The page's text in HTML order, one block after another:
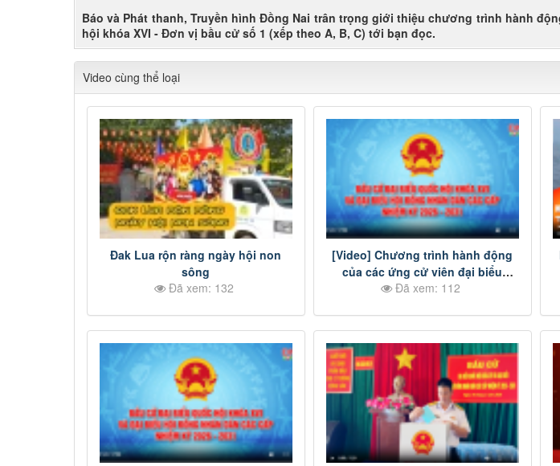
Báo và Phát thanh, Truyền hình Đồng Nai trân trọng giới thiệu chương trình hành
hội khóa XVI - Đơn vị bầu cử số 1 (xếp theo A, B, C) tới bạn đọc.
Video cùng thể loại
Đak Lua rộn ràng ngày hội non
sông
Đã xem: 132
[Video] Chương trình hành động
của các ứng cử viên đại biểu
HĐND tỉnh Đồng Nai nhiệm kỳ
Đã xem: 112